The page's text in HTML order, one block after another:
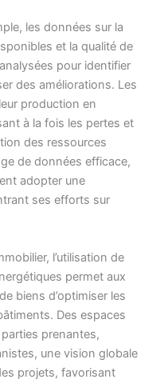
les données sur la
et la qualité de
pour identifier
des améliorations. Les
production en
à la fois les pertes et
des ressources
de données efficace,
adopter une
ses efforts sur
l’utilisation de
permet aux
biens d’optimiser les
Des espaces
prenantes,
une vision globale
projets, favorisant